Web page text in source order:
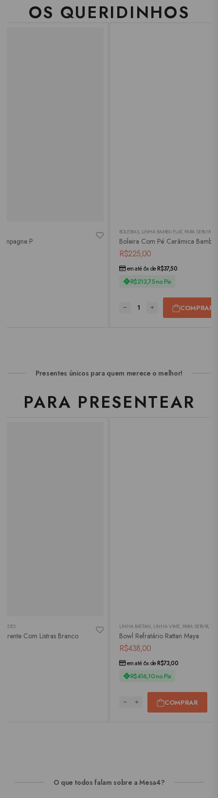
OS QUERIDINHOS
P
BOLEIRAS, LINHA BAMBU FLAT, PARA SERVIR
Boleira Com Pé Cerâmica Bambu
R$225,00
R$213,75no Pix
em até 6x deR$37,50
COMPRAR
Presentes únicos para quem merece o melhor!
PARA PRESENTEAR
Com Listras Branco
LINHA RATTAN, LINHA VIME, PARA SERVIR,
Bowl Refratário Rattan Maya
R$438,00
R$416,10no Pix
em até 6x deR$73,00
COMPRAR
O que todos falam sobre a Mesa4?